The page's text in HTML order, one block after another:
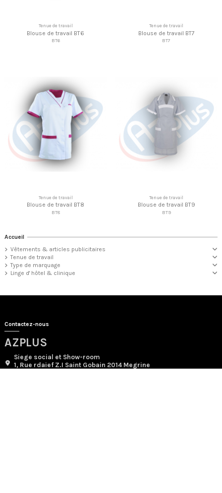
Tenue de travail
Blouse de travail BT6
BT6
Tenue de travail
Blouse de travail BT7
BT7
Tenue de travail
Blouse de travail BT8
BT8
Tenue de travail
Blouse de travail BT9
BT9
Accueil
Vêtements & articles publicitaires
Tenue de travail
Type de marquage
Linge d' hôtel & clinique
Contactez-nous
AZPLUS
Siege social et Show-room
1, Rue rdaief Z.I Saint Gobain 2014 Megrine